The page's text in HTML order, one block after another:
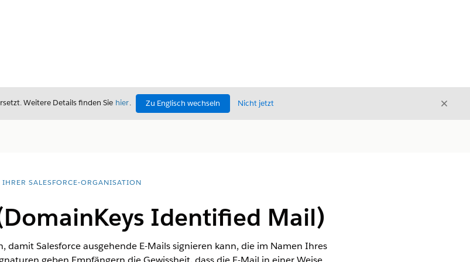
Weitere Details finden Sie hier. Zu Englisch wechseln Nicht jetzt
SALESFORCE-ORGANISATION
Identified Mail)
damit Salesforce ausgehende E-Mails signieren kann, die im Namen Ihres